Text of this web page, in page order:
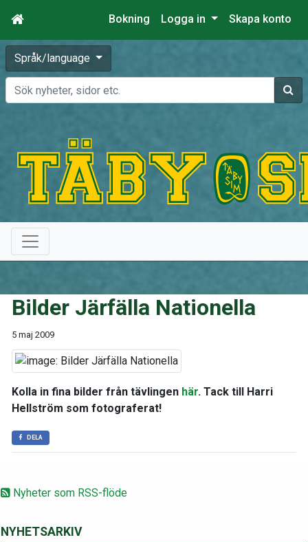
Bokning Logga in Skapa konto
Språk/language
Sök
Nyheter som RSS-flöde
NYHETSARKIV
Bilder Järfälla Nationella
5 maj 2009
Kolla in fina bilder från tävlingen här. Tack till Harri
Hellström som fotograferat!
DELA